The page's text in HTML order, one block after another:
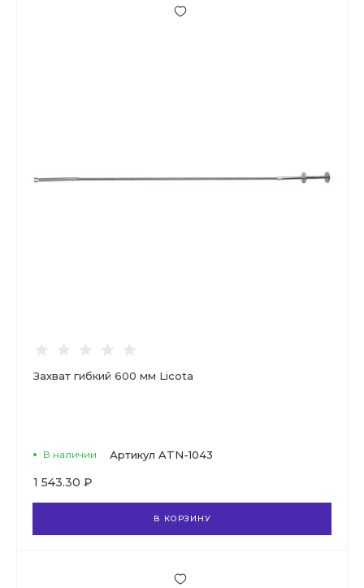
Захват гибкий 600 мм Licota
В наличии Артикул ATN-1043
1 543.30 ₽
В КОРЗИНУ